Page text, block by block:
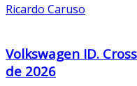
Ricardo Caruso
Volkswagen ID.
de 2026